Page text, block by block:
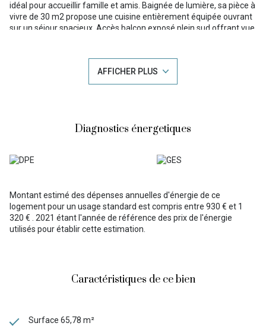
idéal pour accueillir famille et amis. Baignée de lumière, sa pièce à
vivre de 30 m2 propose une cuisine entièrement équipée ouvrant
sur un séjour spacieux. Accès balcon exposé plein sud offrant vue
et toilettes séparés. N'oublions pas sa grande cave ainsi que son
local à skis. En plein coeur de la station, vous apprécierez vous
déplacer à pieds pour toutes vos activités ...
AFFICHER PLUS
Diagnostics énergetiques
Montant estimé des dépenses annuelles d'énergie de ce
logement pour un usage standard est compris entre 930 € et 1
320 € . 2021 étant l'année de référence des prix de l'énergie
utilisés pour établir cette estimation.
Caractéristiques de ce bien
Surface 65,78 m²